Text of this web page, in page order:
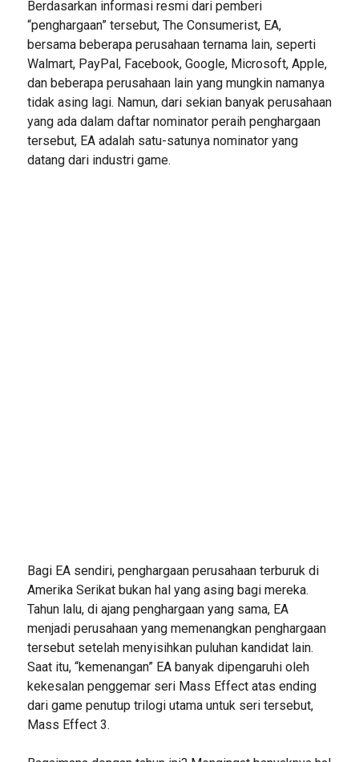
Berdasarkan informasi resmi dari pemberi
“penghargaan” tersebut, The Consumerist, EA,
bersama beberapa perusahaan ternama lain, seperti
Walmart, PayPal, Facebook, Google, Microsoft, Apple,
dan beberapa perusahaan lain yang mungkin namanya
tidak asing lagi. Namun, dari sekian banyak perusahaan
yang ada dalam daftar nominator peraih penghargaan
tersebut, EA adalah satu-satunya nominator yang
datang dari industri game.
Bagi EA sendiri, penghargaan perusahaan terburuk di
Amerika Serikat bukan hal yang asing bagi mereka.
Tahun lalu, di ajang penghargaan yang sama, EA
menjadi perusahaan yang memenangkan penghargaan
tersebut setelah menyisihkan puluhan kandidat lain.
Saat itu, “kemenangan” EA banyak dipengaruhi oleh
kekesalan penggemar seri Mass Effect atas ending
dari game penutup trilogi utama untuk seri tersebut,
Mass Effect 3.